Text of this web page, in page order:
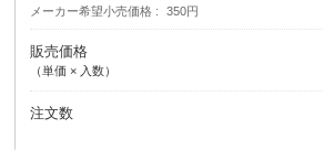
メーカー希望小売価格
350円
販売価格
（単価 × 入数）
注文数